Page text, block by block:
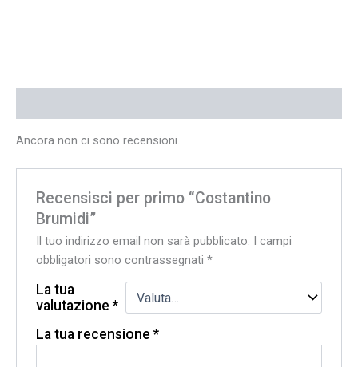
Ancora non ci sono recensioni.
Recensisci per primo “Costantino
Brumidi”
Il tuo indirizzo email non sarà pubblicato. I campi
obbligatori sono contrassegnati*
La tua
valutazione*
La tua recensione*